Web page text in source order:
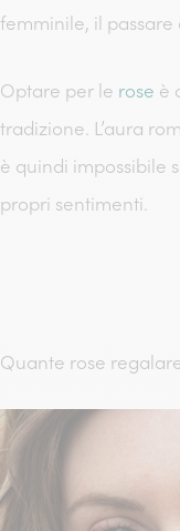
femminile, il
Optare per le rose è
tradizione. L’aura
è quindi impossibile
propri sentimenti.
Quante rose